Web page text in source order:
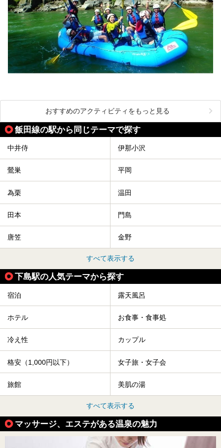
おすすめのアクティビティをもっと見る
飯田線の駅から同じテーマで探す
中井侍 伊那小沢
鶯巣 平岡
為栗 温田
田本 門島
唐笠 金野
すべて表示する
下島駅の人気テーマから探す
宿泊 露天風呂
ホテル お食事・食事処
冷え性 カップル
格安（1,000円以下） 女子旅・女子会
旅館 美肌の湯
すべて表示する
マッサージ、エステがある温泉の魅力